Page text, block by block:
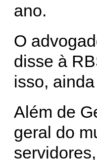
ano.
O
disse à
isso,
Além de
geral do